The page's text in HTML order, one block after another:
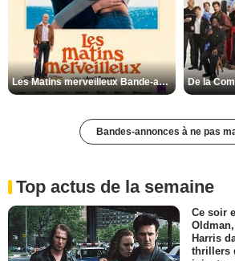
Les Matins merveilleux Bande-annonce VF
Bandes-annonces à ne pas
Top actus de la semaine
Ce soir
Harris
thrillers